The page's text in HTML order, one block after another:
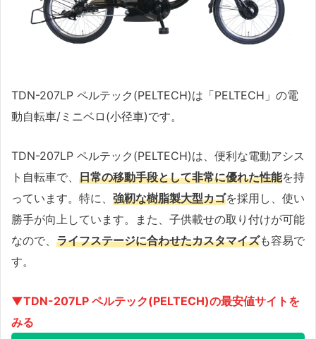
TDN-207LP ペルテック(PELTECH)は「PELTECH」の電
動自転車/ミニベロ(小径車)です。
TDN-207LP ペルテック(PELTECH)は、便利な電動アシス
ト自転車で、 日常の移動手段として非常に優れた性能を持
っています。特に、 強靭な樹脂製大型カゴを採用し、使い
勝手が向上しています。また、子供載せの取り付けが可能
なので、 ライフステージに合わせたカスタマイズも容易で
す。
▼TDN-207LP ペルテック(PELTECH)の最安値サイトを
みる